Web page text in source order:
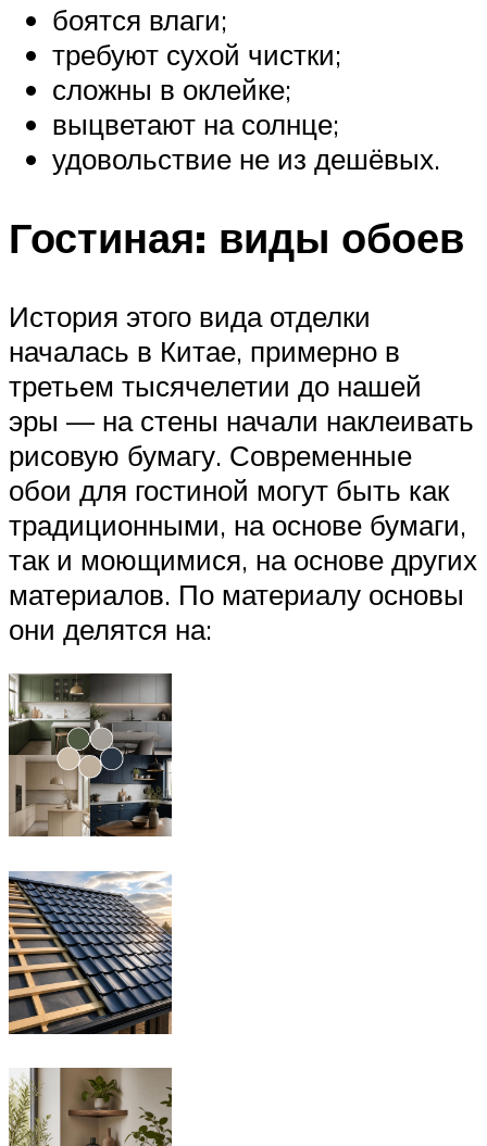
боятся влаги;
требуют сухой чистки;
сложны в оклейке;
выцветают на солнце;
удовольствие не из дешёвых.
Гостиная: виды обоев
История этого вида отделки
началась в Китае, примерно в
третьем тысячелетии до нашей
эры — на стены начали наклеивать
рисовую бумагу. Современные
обои для гостиной могут быть как
традиционными, на основе бумаги,
так и моющимися, на основе других
материалов. По материалу основы
они делятся на: